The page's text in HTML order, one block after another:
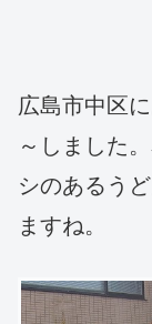
広島市中区
～しました
シのあるう
ますね。